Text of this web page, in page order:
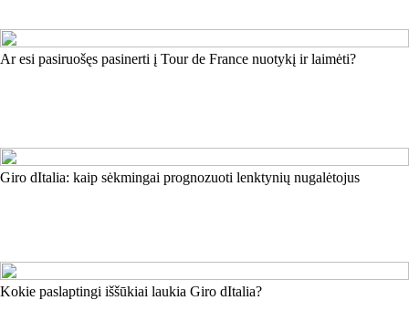
Ar esi pasiruošęs pasinerti į Tour de France nuotykį ir laimėti?
Giro dItalia: kaip sėkmingai prognozuoti lenktynių nugalėtojus
Kokie paslaptingi iššūkiai laukia Giro dItalia?